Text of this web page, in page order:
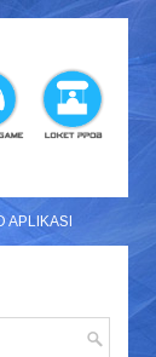
APLIKASI